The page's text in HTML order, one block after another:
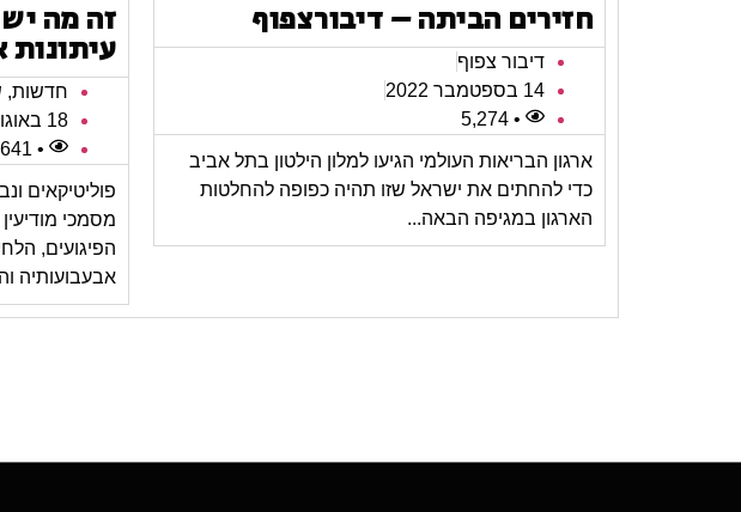
חזירים הביתה – דיבורצפוף
דיבור צפוף
14 בספטמבר 2022
• 5,274
ארגון הבריאות העולמי הגיעו למלון הילטון בתל אביב
כדי להחתים את ישראל שזו תהיה כפופה להחלטות
הארגון במגיפה הבאה...
זה מה
עיתונות
חדשות,
18 באוגוסט 2022
• 4,641
פוליטיקאים
מסמכי
הפיגועים,
אבעבועותיה